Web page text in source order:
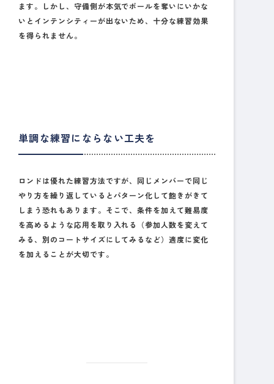
ます。しかし、守備側が本気でボールを奪いにいかな
いとインテンシティーが出ないため、十分な練習効果
を得られません。
単調な練習にならない工夫を
ロンドは優れた練習方法ですが、同じメンバーで同じ
やり方を繰り返しているとパターン化して飽きがきて
しまう恐れもあります。そこで、条件を加えて難易度
を高めるような応用を取り入れる（参加人数を変えて
みる、別のコートサイズにしてみるなど）適度に変化
を加えることが大切です。